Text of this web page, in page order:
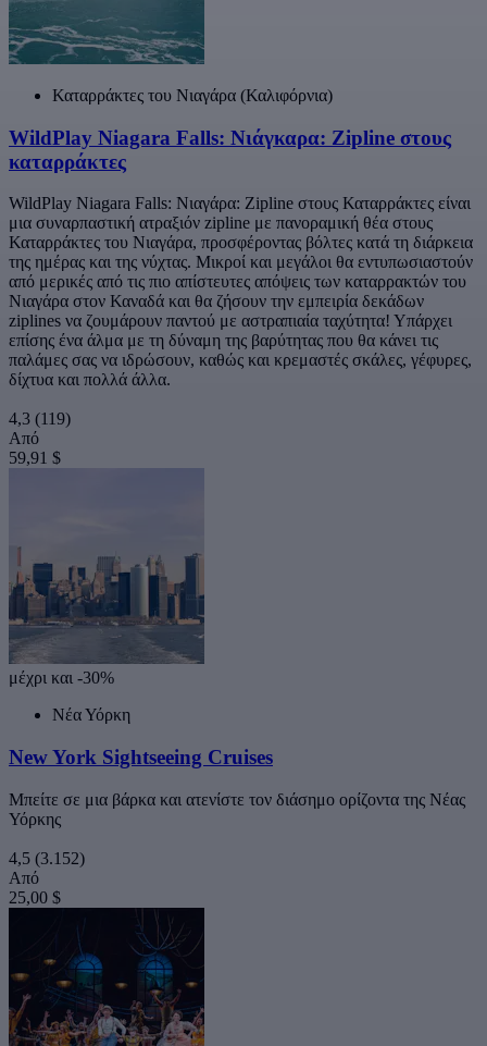
Καταρράκτες του Νιαγάρα (Καλιφόρνια)
WildPlay Niagara Falls: Νιάγκαρα: Zipline στους
καταρράκτες
WildPlay Niagara Falls: Νιαγάρα: Zipline στους Καταρράκτες είναι
μια συναρπαστική ατραξιόν zipline με πανοραμική θέα στους
Καταρράκτες του Νιαγάρα, προσφέροντας βόλτες κατά τη διάρκεια
της ημέρας και της νύχτας. Μικροί και μεγάλοι θα εντυπωσιαστούν
από μερικές από τις πιο απίστευτες απόψεις των καταρρακτών του
Νιαγάρα στον Καναδά και θα ζήσουν την εμπειρία δεκάδων
ziplines να ζουμάρουν παντού με αστραπιαία ταχύτητα! Υπάρχει
επίσης ένα άλμα με τη δύναμη της βαρύτητας που θα κάνει τις
παλάμες σας να ιδρώσουν, καθώς και κρεμαστές σκάλες, γέφυρες,
δίχτυα και πολλά άλλα.
4,3 (119)
Από
59,91 $
μέχρι και -30%
Νέα Υόρκη
New York Sightseeing Cruises
Μπείτε σε μια βάρκα και ατενίστε τον διάσημο ορίζοντα της Νέας
Υόρκης
4,5 (3.152)
Από
25,00 $